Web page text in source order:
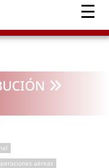
aéreas